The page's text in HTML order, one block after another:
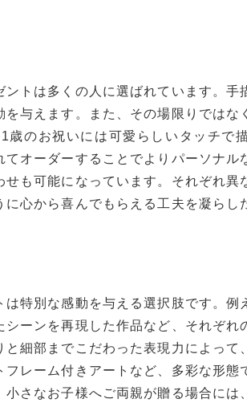
トは多くの人に選ばれています。手
与えます。また、その場限りではな
のお祝いには可愛らしいタッチで
オーダーすることでよりパーソナル
も可能になっています。それぞれ異
心から喜んでもらえる工夫を凝らし
特別な感動を与える選択肢です。例
ーンを再現した作品など、それぞれ
細部までこだわった表現力によって
レーム付きアートなど、多彩な形態
さなお子様へご両親が贈る場合には